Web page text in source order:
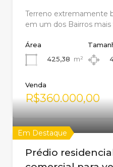
Terreno extremamente
em um dos Bairros mais
Área
425,38 m²
Venda
R$360.000,00
Em Destaque
Prédio